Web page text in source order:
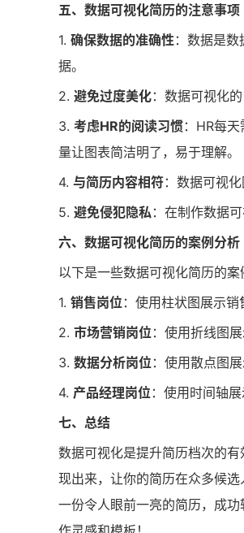
五、数据可视化简历的注意事项
1. 确保数据的准确性 ：数据是
据。
2. 避免过度美化：数据可视化
3. 考虑HR的阅读习惯：HR每
量让图表简洁明了，易于理解。
4. 与简历内容相符：数据可视
5. 避免侵犯隐私 ：在制作数据
六、数据可视化简历的案例分析
以下是一些数据可视化简历的案
1. 销售岗位 ：使用柱状图展示销
2. 市场营销岗位 ：使用折线图
3. 数据分析岗位 ：使用散点图
4. 产品经理岗位 ：使用时间轴
七、总结
数据可视化是提升简历档次的
现出来，让你的简历在众多候
一份令人眼前一亮的简历，成